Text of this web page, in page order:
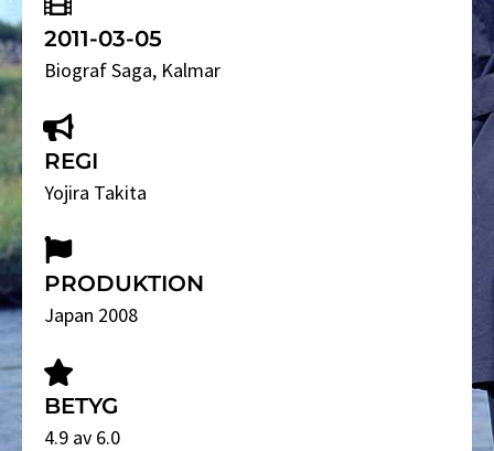
2011-03-05
Biograf Saga, Kalmar
REGI
Yojira Takita
PRODUKTION
Japan 2008
BETYG
4.9 av 6.0